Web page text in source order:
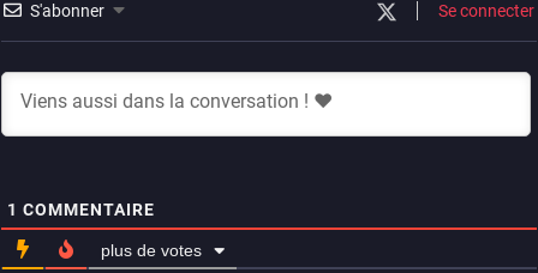
S'abonner Se connecter
1 COMMENTAIRE
plus de votes